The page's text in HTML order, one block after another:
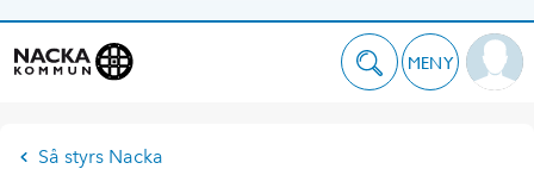
MENY
Så styrs Nacka